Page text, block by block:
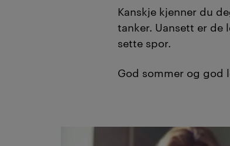
Kanskje kjenner du
tanker. Uansett er de
sette spor.
God sommer og god